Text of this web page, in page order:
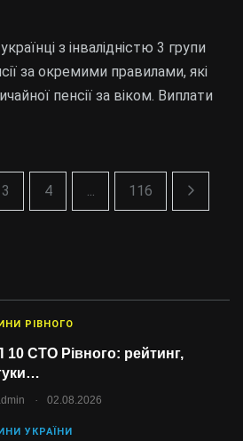
з інвалідністю 3 групи
за окремими правилами, які
пенсії за віком. Виплати
3 4 ... 116
РІВНОГО
10 СТО Рівного: рейтинг,
. 02.08.2026
УКРАЇНИ